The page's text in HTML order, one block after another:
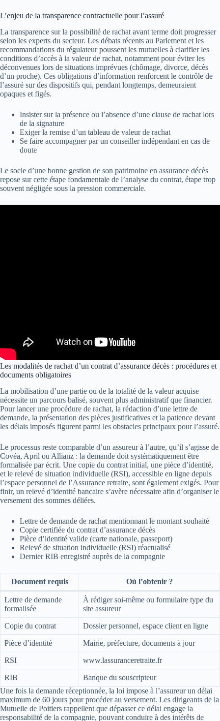
L’enjeu de la transparence contractuelle pour l’assuré
La transparence sur la possibilité de rachat avant terme doit progresser
selon les experts du secteur. Les débats récents au Parlement et les
recommandations du régulateur poussent les mutuelles à clarifier les
conditions d’accès à la valeur de rachat, notamment pour éviter les
déconvenues lors de situations imprévues (chômage, divorce, décès
d’un proche). Ces obligations d’information renforcent le contrôle de
l’assuré sur des dispositifs qui, pendant longtemps, demeuraient
opaques et figés.
Insister sur la présence ou l’absence d’une clause de rachat lors
de la signature
Exiger la remise d’un tableau de valeur de rachat
Se faire accompagner par un conseiller indépendant en cas de
doute
Le socle d’une bonne gestion de son patrimoine en assurance décès
repose sur cette étape fondamentale de l’analyse du contrat, étape trop
souvent négligée sous la pression commerciale.
Les modalités de rachat d’un contrat d’assurance décès : procédures et
documents obligatoires
La mobilisation d’une partie ou de la totalité de la valeur acquise
nécessite un parcours balisé, souvent plus administratif que financier.
Pour lancer une procédure de rachat, la rédaction d’une lettre de
demande, la présentation des pièces justificatives et la patience devant
les délais imposés figurent parmi les obstacles principaux pour l’assuré.
Le processus reste comparable d’un assureur à l’autre, qu’il s’agisse de
Covéa, April ou Allianz : la demande doit systématiquement être
formalisée par écrit. Une copie du contrat initial, une pièce d’identité,
et le relevé de situation individuelle (RSI), accessible en ligne depuis
l’espace personnel de l’Assurance retraite, sont également exigés. Pour
finir, un relevé d’identité bancaire s’avère nécessaire afin d’organiser le
versement des sommes déliées.
Lettre de demande de rachat mentionnant le montant souhaité
Copie certifiée du contrat d’assurance décès
Pièce d’identité valide (carte nationale, passeport)
Relevé de situation individuelle (RSI) réactualisé
Dernier RIB enregistré auprès de la compagnie
Document requis Où l’obtenir ?
Lettre de demande
formalisée
À rédiger soi-même ou formulaire type du
site assureur
Copie du contrat Dossier personnel, espace client en ligne
Pièce d’identité Mairie, préfecture, documents à jour
RSI www.lassuranceretraite.fr
RIB
Banque du souscripteur
Une fois la demande réceptionnée, la loi impose à l’assureur un délai
maximum de 60 jours pour procéder au versement. Les dirigeants de la
Mutuelle de Poitiers rappellent que dépasser ce délai engage la
responsabilité de la compagnie, pouvant conduire à des intérêts de